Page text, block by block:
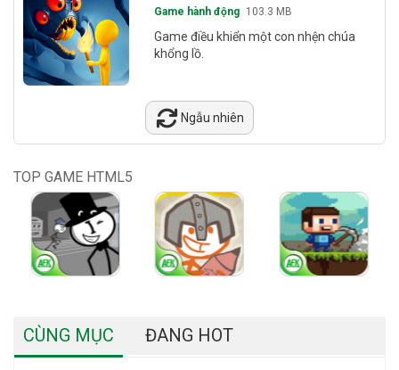
Game hành động 103.3 MB
Game điều khiển một con nhện chúa
khổng lồ.
Ngẫu nhiên
TOP GAME HTML5
CÙNG MỤC ĐANG HOT